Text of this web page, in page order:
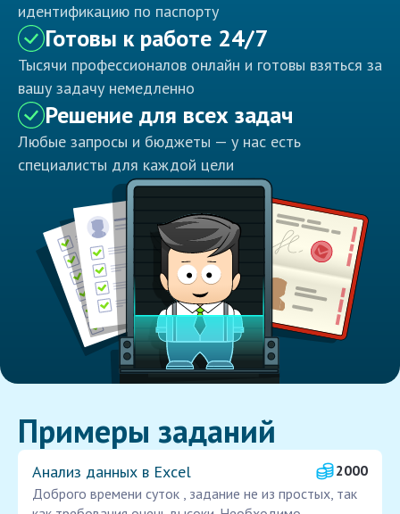
идентификацию по паспорту
Готовы к работе 24/7
Тысячи профессионалов онлайн и готовы взяться за
вашу задачу немедленно
Решение для всех задач
Любые запросы и бюджеты — у нас есть
специалисты для каждой цели
Примеры заданий
Анализ данных в Excel
2000
Доброго времени суток , задание не из простых, так